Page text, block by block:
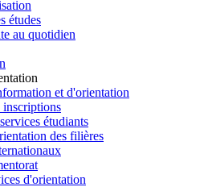
études
au quotidien
et d'orientation
inscriptions
étudiants
des filières
d'orientation